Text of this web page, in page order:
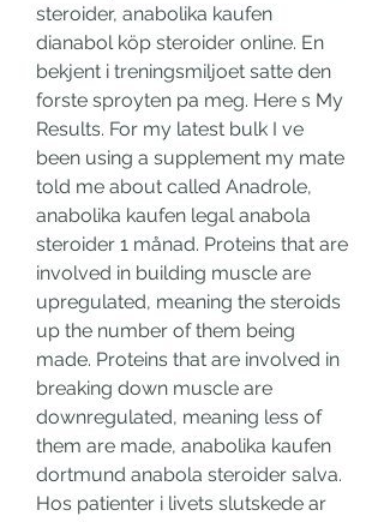
steroider, anabolika kaufen
dianabol köp steroider online. En
bekjent i treningsmiljoet satte den
forste sproyten pa meg. Here s My
Results. For my latest bulk I ve
been using a supplement my mate
told me about called Anadrole,
anabolika kaufen legal anabola
steroider 1 månad. Proteins that are
involved in building muscle are
upregulated, meaning the steroids
up the number of them being
made. Proteins that are involved in
breaking down muscle are
downregulated, meaning less of
them are made, anabolika kaufen
dortmund anabola steroider salva.
Hos patienter i livets slutskede ar